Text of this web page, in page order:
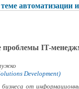
автоматизации
IT-
Development)
бизнеса от